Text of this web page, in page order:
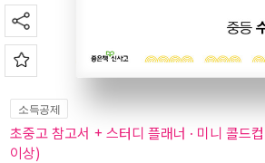
소득공제
초중고 참고서 + 스터디 플래너 · 미니 콜드
이상)